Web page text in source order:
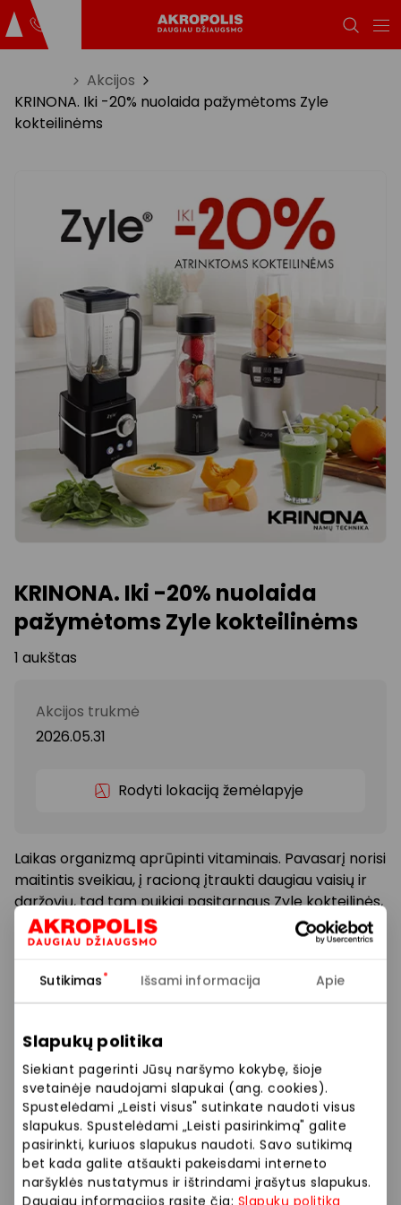
Sutikimas Išsami informacija Apie
Slapukų politika
Siekiant pagerinti Jūsų naršymo kokybę, šioje
svetainėje naudojami slapukai (ang. cookies).
Spustelėdami „Leisti visus" sutinkate naudoti visus
slapukus. Spustelėdami „Leisti pasirinkimą" galite
pasirinkti, kuriuos slapukus naudoti. Savo sutikimą
bet kada galite atšaukti pakeisdami interneto
naršyklės nustatymus ir ištrindami įrašytus slapukus.
Daugiau informacijos rasite čia: Slapukų politika
Akcijos
KRINONA. Iki -20% nuolaida pažymėtoms Zyle
kokteilinėms
KRINONA. Iki -20% nuolaida
pažymėtoms Zyle kokteilinėms
1 aukštas
Akcijos trukmė
2026.05.31
Rodyti lokaciją žemėlapyje
Laikas organizmą aprūpinti vitaminais. Pavasarį norisi
maitintis sveikiau, į racioną įtraukti daugiau vaisių ir
daržovių, tad tam puikiai pasitarnaus Zyle kokteilinės,
kuriose galėsite plaktis gardžius, maistingus kokteilius
– tikrus energijos ir vitaminų užtaisus.
Akcija galioja iki 05 31. Nuolaidos ir akcijos
nesumuojamos.
Prekybos ir pramogų centre „AKROPOLIS“
veikiančios parduotuvės ir paslaugų teikėjai
savarankiškai nustato taikomas nuolaidas, jų
dydžius bei kitas aktualias sąlygas.
Stengiamės kuo tiksliau pateikti aktualią
informaciją, tačiau, jei kyla neatitikimų tarp mūsų